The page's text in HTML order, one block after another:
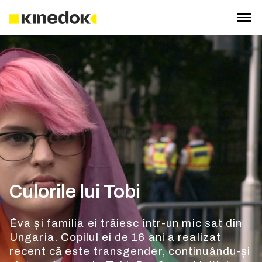
Culorile lui Tobi
Éva și familia ei trăiesc într-un mic sat din
Ungaria. Copilul ei de 16 ani a realizat
recent că este transgender, continuându-și